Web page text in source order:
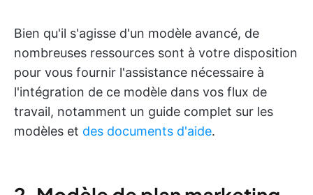
Bien qu'il s'agisse d'un modèle avancé, de
nombreuses ressources sont à votre disposition
pour vous fournir l'assistance nécessaire à
l'intégration de ce modèle dans vos flux de
travail, notamment un guide complet sur les
modèles et des documents d'aide.